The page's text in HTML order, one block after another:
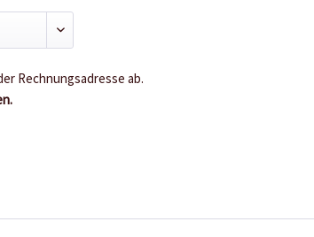
Rechnungsadresse ab.